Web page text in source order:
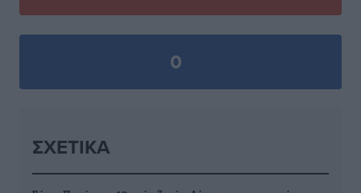
0
ΣΧΕΤΙΚΆ